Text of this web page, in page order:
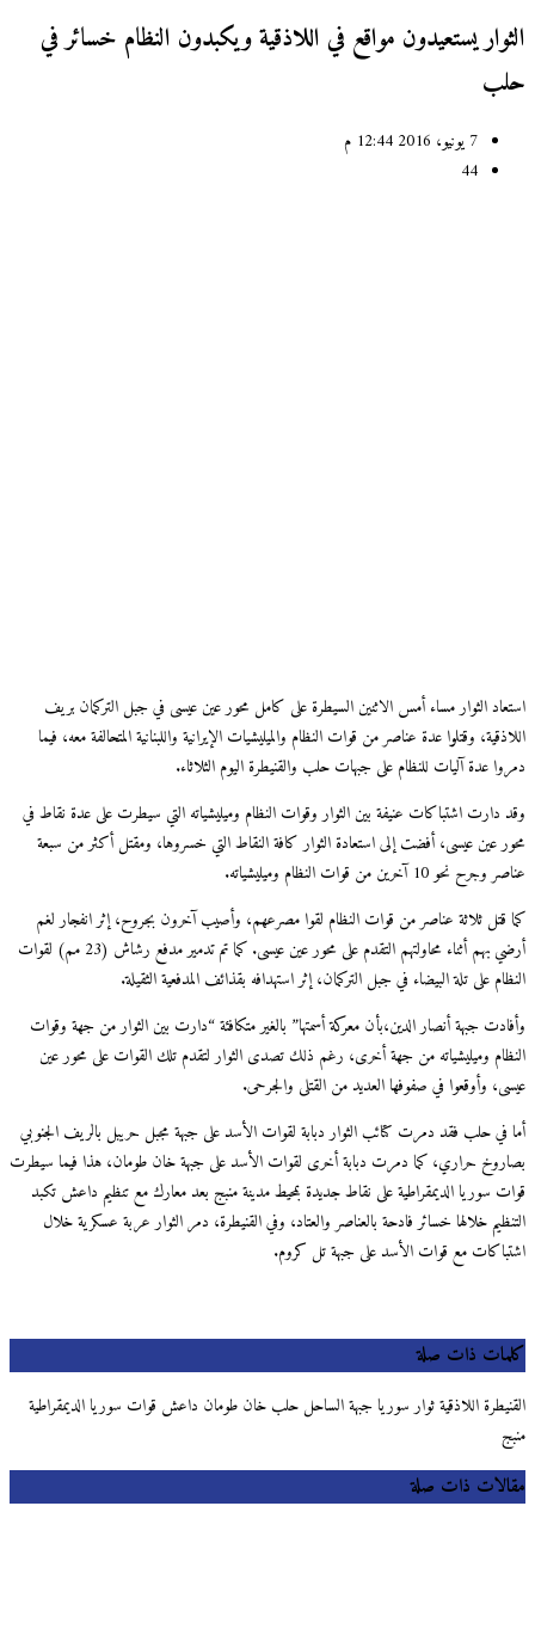
يستعيدون مواقع في اللاذقية ويكبدون النظام خسائر في
7 يونيو، 2016 12:44 م
44
الثوار مساء أمس الاثنين السيطرة على كامل محور عين عيسى في جبل التركمان بريف
وقتلوا عدة عناصر من قوات النظام والميليشيات الإيرانية واللبنانية المتحالفة معه، فيما
عدة آليات للنظام على جبهات حلب والقنيطرة اليوم الثلاثاء.
دارت اشتباكات عنيفة بين الثوار وقوات النظام وميليشياته التي سيطرت على عدة نقاط في
عين عيسى، أفضت إلى استعادة الثوار كافة النقاط التي خسروها، ومقتل أكثر من سبعة
10 آخرين من قوات النظام وميليشياته.
قتل ثلاثة عناصر من قوات النظام لقوا مصرعهم، وأصيب آخرون بجروح، إثر انفجار لغم
أرضي بهم أثناء محاولتهم التقدم على محور عين عيسى. كما تم تدمير مدفع رشاش (23 مم) لقوات
على تلة البيضاء في جبل التركمان، إثر استهدافه بقذائف المدفعية الثقيلة.
جبهة أنصار الدين،بأن معركة أسمتها” بالغير متكافئة “دارت بين الثوار من جهة وقوات
وميليشياته من جهة أخرى، رغم ذلك تصدى الثوار لتقدم تلك القوات على محور عين
وأوقعوا في صفوفها العديد من القتلى والجرحى.
في حلب فقد دمرت كتائب الثوار دبابة لقوات الأسد على جبهة مجبل حريبل بالريف الجنوبي
حراري، كما دمرت دبابة أخرى لقوات الأسد على جبهة خان طومان، هذا فيما سيطرت
سوريا الديمقراطية على نقاط جديدة بمحيط مدينة منبج بعد معارك مع تنظيم داعش تكبد
خلالها خسائر فادحة بالعناصر والعتاد، وفي القنيطرة، دمر الثوار عربة عسكرية خلال
مع قوات الأسد على جبهة تل كروم.
ذات صلة
اللاذقية ثوار سوريا جبهة الساحل حلب خان طومان داعش قوات سوريا الديمقراطية
ذات صلة